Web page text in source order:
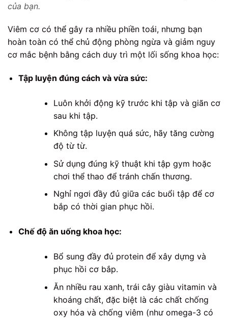
của bạn.
Viêm cơ có thể gây ra nhiều phiền toái, nhưng bạn
hoàn toàn có thể chủ động phòng ngừa và giảm nguy
cơ mắc bệnh bằng cách duy trì một lối sống khoa học:
Tập luyện đúng cách và vừa sức:
Luôn khởi động kỹ trước khi tập và giãn cơ
sau khi tập.
Không tập luyện quá sức, hãy tăng cường
độ từ từ.
Sử dụng đúng kỹ thuật khi tập gym hoặc
chơi thể thao để tránh chấn thương.
Nghỉ ngơi đầy đủ giữa các buổi tập để cơ
bắp có thời gian phục hồi.
Chế độ ăn uống khoa học:
Bổ sung đầy đủ protein để xây dựng và
phục hồi cơ bắp.
Ăn nhiều rau xanh, trái cây giàu vitamin và
khoáng chất, đặc biệt là các chất chống
oxy hóa và chống viêm (như omega-3 có